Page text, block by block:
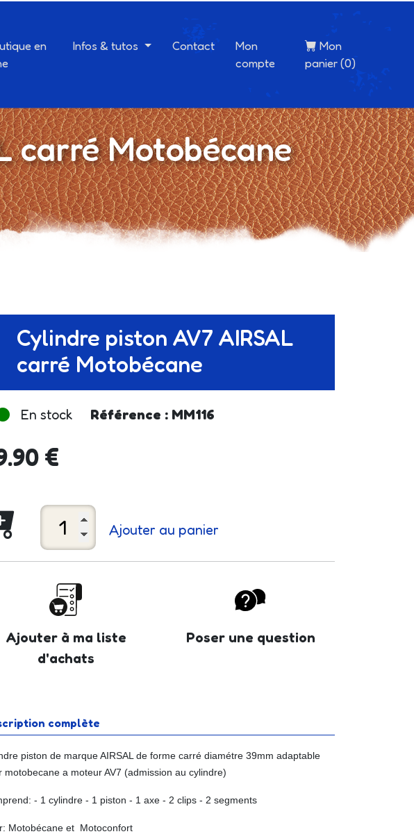
en
Infos & tutos Contact
Mon
compte
Mon
panier (0)
carré Motobécane
Cylindre piston AV7 AIRSAL
carré Motobécane
En stock Référence : MM116
€
Ajouter au panier
Ajouter à ma liste
d'achats
Poser une question
complète
piston de marque AIRSAL de forme carré diamétre 39mm adaptable
motobecane a moteur AV7 (admission au cylindre)
- 1 cylindre - 1 piston - 1 axe - 2 clips - 2 segments
Motobécane et Motoconfort